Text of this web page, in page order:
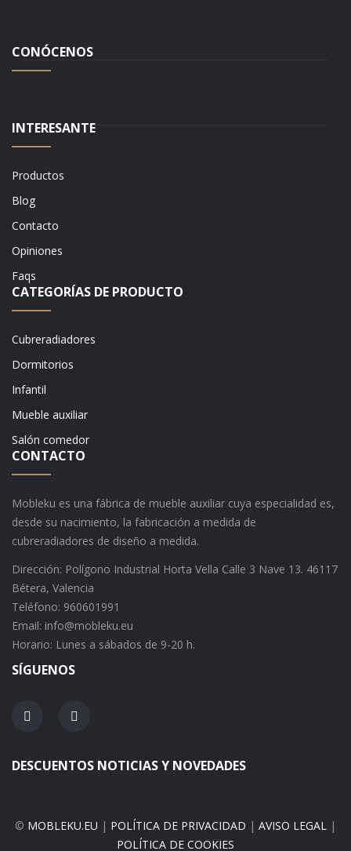
CONÓCENOS
INTERESANTE
Productos
Blog
Contacto
Opiniones
Faqs
CATEGORÍAS DE PRODUCTO
Cubreradiadores
Dormitorios
Infantil
Mueble auxiliar
Salón comedor
CONTACTO
Mobleku es una fábrica de mueble auxiliar cuya especialidad es,
desde su nacimiento, la fabricación a medida de
cubreradiadores de diseño a medida.
Dirección: Polígono Industrial Horta Vella Calle 3 Nave 13. 46117
Bétera, Valencia
Teléfono: 960601991
Email: info@mobleku.eu
Horario: Lunes a sábados de 9-20 h.
SÍGUENOS
DESCUENTOS NOTICIAS Y NOVEDADES
© MOBLEKU.EU | POLÍTICA DE PRIVACIDAD | AVISO LEGAL
|
POLÍTICA DE COOKIES